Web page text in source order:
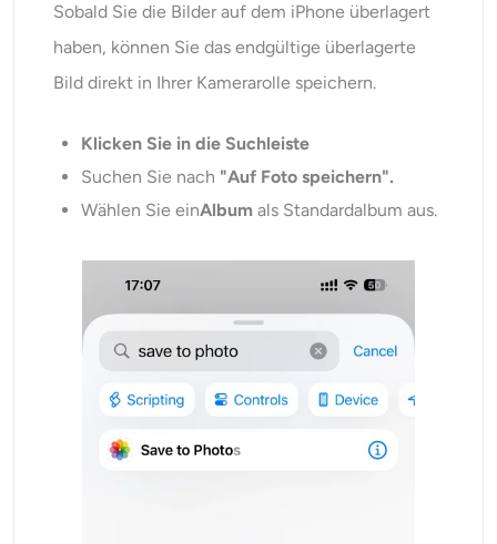
Sobald Sie die Bilder auf dem iPhone überlagert
haben, können Sie das endgültige überlagerte
Bild direkt in Ihrer Kamerarolle speichern.
Klicken Sie in die Suchleiste
Suchen Sie nach "Auf Foto speichern".
Wählen Sie einAlbumals Standardalbum aus.